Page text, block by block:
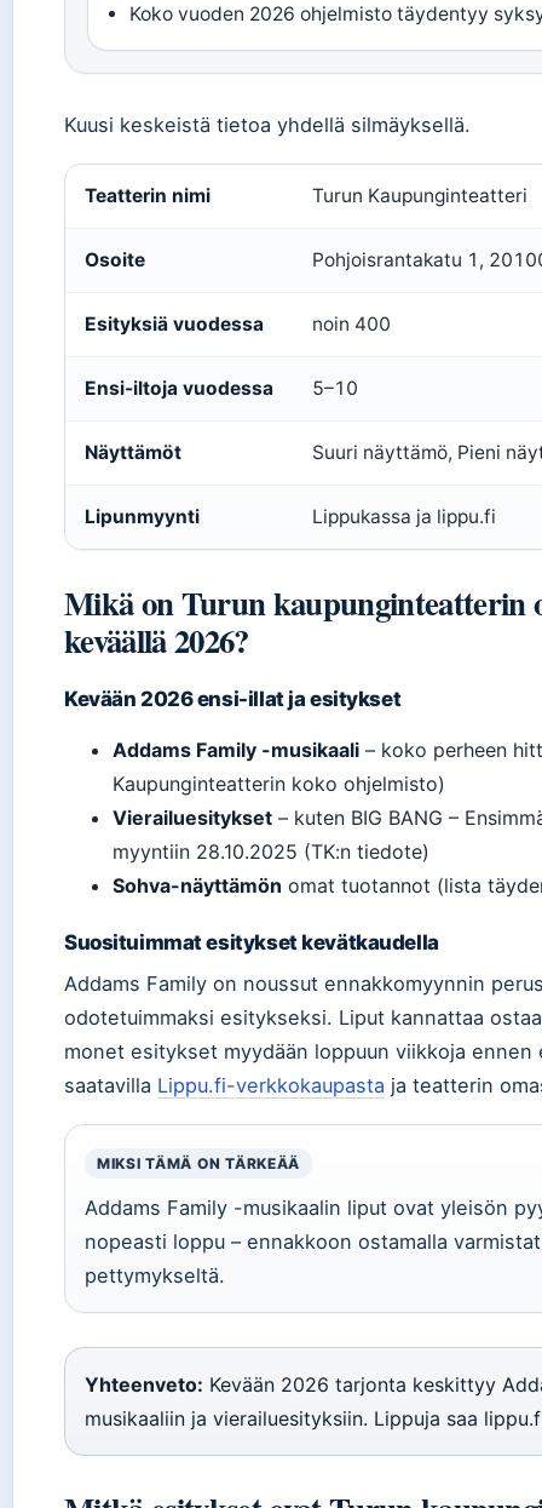
Koko vuoden 2026 ohjelmisto täydentyy
Kuusi keskeistä tietoa yhdellä silmäyksellä.
Teatterin nimi Turun Kaupunginteatteri
Osoite Pohjoisrantakatu 1,
Esityksiä vuodessa noin 400
Ensi-iltoja vuodessa 5–10
Näyttämöt Suuri näyttämö, Pieni
Lipunmyynti Lippukassa ja lippu.fi
Mikä on Turun kaupunginteatterin
keväällä 2026?
Kevään 2026 ensi-illat ja esitykset
Addams Family -musikaali – koko perheen
Kaupunginteatterin koko ohjelmisto)
Vierailuesitykset – kuten BIG BANG –
myyntiin 28.10.2025 (TK:n tiedote)
Sohva-näyttämön omat tuotannot (lista
Suosituimmat esitykset kevätkaudella
Addams Family on noussut ennakkomyynnin
odotetuimmaksi esitykseksi. Liput kannattaa
monet esitykset myydään loppuun viikkoja ennen
saatavilla Lippu.fi-verkkokaupasta ja teatterin
MIKSI TÄMÄ ON TÄRKEÄÄ
Addams Family -musikaalin liput ovat yleisön
nopeasti loppu – ennakkoon ostamalla
pettymykseltä.
Yhteenveto: Kevään 2026 tarjonta keskittyy
musikaaliin ja vierailuesityksiin. Lippuja saa